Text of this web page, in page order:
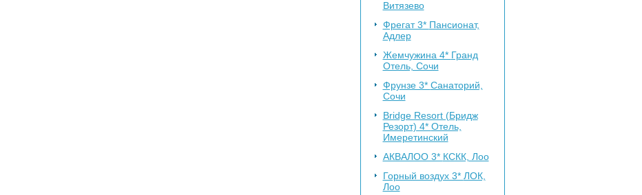
Витязево
Фрегат 3* Пансионат,
Адлер
Жемчужина 4* Гранд
Отель, Сочи
Фрунзе 3* Санаторий,
Сочи
Bridge Resort (Бридж
Резорт) 4* Отель,
Имеретинский
АКВАЛОО 3* КСКК, Лоо
Горный воздух 3* ЛОК,
Лоо